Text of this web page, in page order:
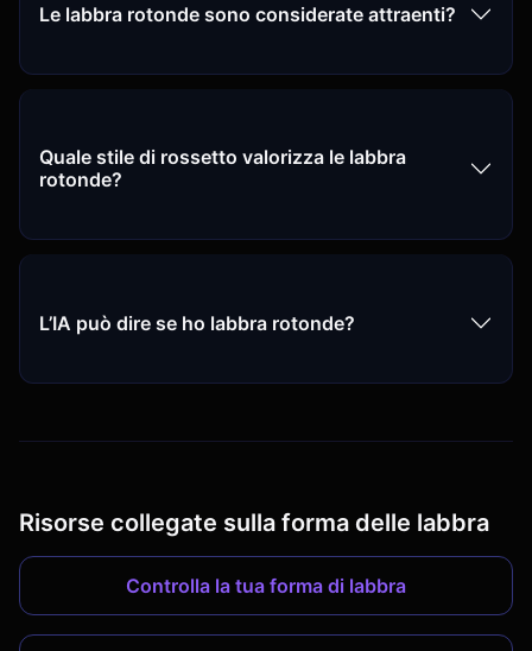
Le labbra rotonde sono considerate attraenti?
Quale stile di rossetto valorizza le labbra
rotonde?
L’IA può dire se ho labbra rotonde?
Risorse collegate sulla forma delle labbra
Controlla la tua forma di labbra